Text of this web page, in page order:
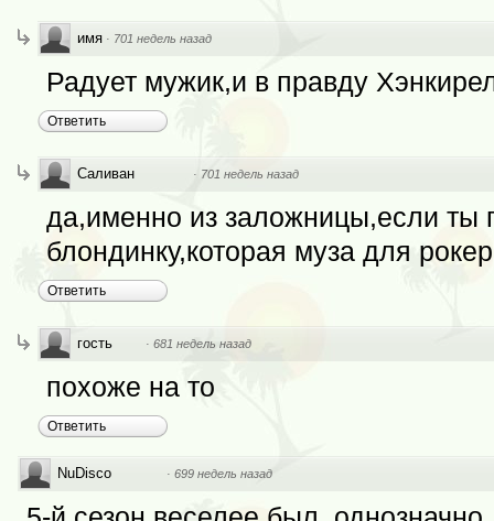
имя · 701 недель назад
Радует мужик,и в правду
Ответить
Саливан · 701 недель назад
да,именно из заложницы,если ты
блондинку,которая муза для
Ответить
гость · 681 недель назад
похоже на то
Ответить
NuDisco · 699 недель назад